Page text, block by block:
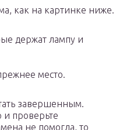
как на картинке ниже.
держат лампу и
место.
завершенным.
и проверьте
не помогла, то